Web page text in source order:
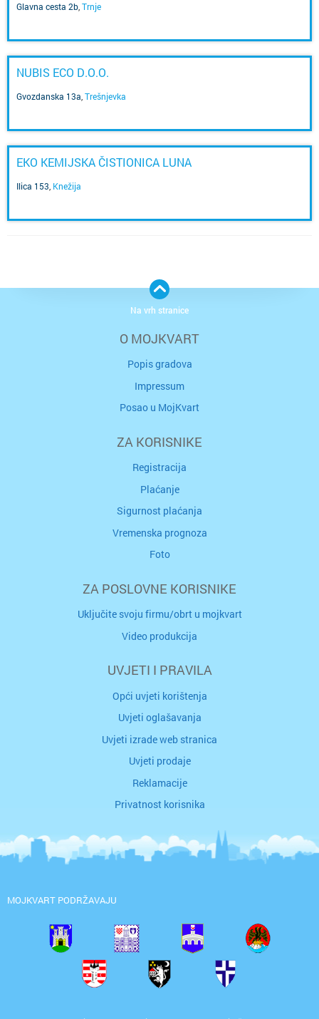
Glavna cesta 2b Trnje
NUBIS ECO D.O.O.
Gvozdanska 13a Trešnjevka
EKO KEMIJSKA ČISTIONICA LUNA
Ilica 153 Knežija
O MOJKVART
Popis gradova
Impressum
Posao u MojKvart
ZA KORISNIKE
Registracija
Plaćanje
Sigurnost plaćanja
Vremenska prognoza
Foto
ZA POSLOVNE KORISNIKE
Uključite svoju firmu/obrt u mojkvart
Video produkcija
UVJETI I PRAVILA
Opći uvjeti korištenja
Uvjeti oglašavanja
Uvjeti izrade web stranica
Uvjeti prodaje
Reklamacije
Privatnost korisnika
MOJKVART PODRŽAVAJU
Na vrh stranice